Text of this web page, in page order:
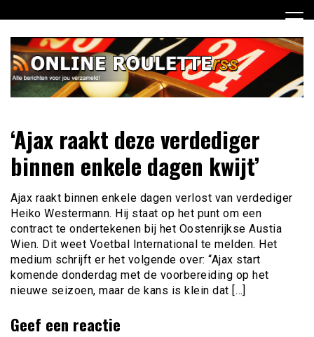
naar
inhoud
Online Roulette RSS
verzameld
‘Ajax raakt deze verdediger
binnen enkele dagen kwijt’
Ajax raakt binnen enkele dagen verlost van verdediger
Heiko Westermann. Hij staat op het punt om een
contract te ondertekenen bij het Oostenrijkse Austia
Wien. Dit weet Voetbal International te melden. Het
medium schrijft er het volgende over: “Ajax start
komende donderdag met de voorbereiding op het
nieuwe seizoen, maar de kans is klein dat […]
Geef een reactie